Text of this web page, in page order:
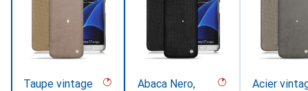
Taupe vintage
Abaca Nero,
Acier